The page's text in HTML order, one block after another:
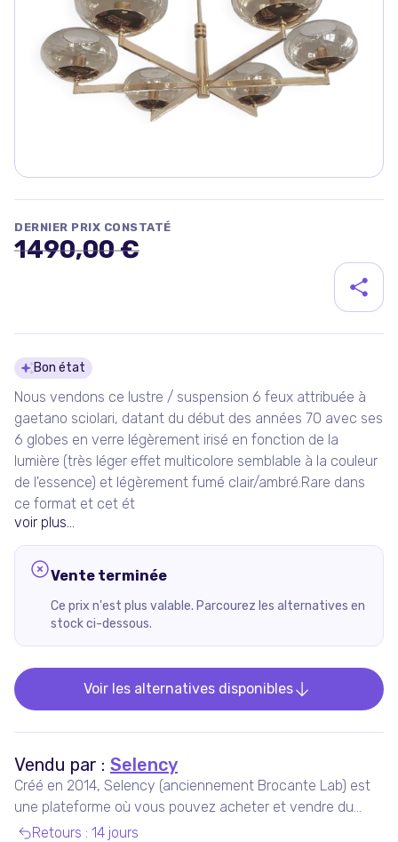
DERNIER PRIX CONSTATÉ
1490,00 €
Détails du produit
Bon état
Nous vendons ce lustre / suspension 6 feux attribuée à
gaetano sciolari, datant du début des années 70 avec ses
6 globes en verre légèrement irisé en fonction de la
lumière (très léger effet multicolore semblable à la couleur
de l'essence) et légèrement fumé clair/ambré.Rare dans
ce format et cet ét
voir plus...
Vente terminée
Ce prix n'est plus valable. Parcourez les alternatives en
stock ci-dessous.
Voir les alternatives disponibles
Vendu par : Selency
Créé en 2014, Selency (anciennement Brocante Lab) est
une plateforme où vous pouvez acheter et vendre du
mobilier et des décorations uniques de seconde main,
Retours : 14 jours